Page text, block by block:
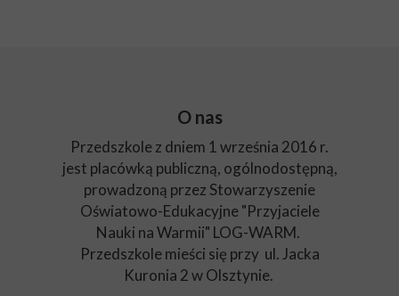
O nas
Przedszkole z dniem 1 września 2016 r.
jest placówką publiczną, ogólnodostępną,
prowadzoną przez Stowarzyszenie
Oświatowo-Edukacyjne "Przyjaciele
Nauki na Warmii" LOG-WARM.
Przedszkole mieści się przy ul. Jacka
Kuronia 2 w Olsztynie.